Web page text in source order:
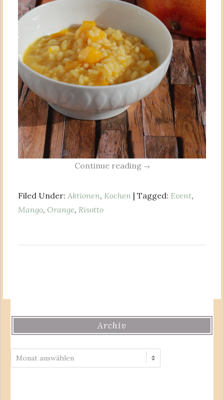
Continue reading →
Filed Under: Aktionen, Kochen | Tagged: Event,
Mango, Orange, Risotto
Archiv